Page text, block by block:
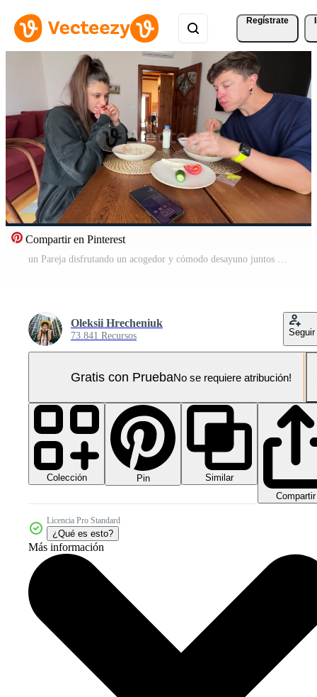
Regístrate
Compartir en Pinterest
un Pareja disfrutando un acogedor y cómodo desayuno juntos a hogar en un casual ajuste Vídeo Pro
Oleksii Hrecheniuk
73.841 Recursos Seguir
Gratis con PruebaNo se requiere atribución!
Colección Pin
Similar
Compartir
Licencia Pro Standard
¿Qué es esto?
Más información